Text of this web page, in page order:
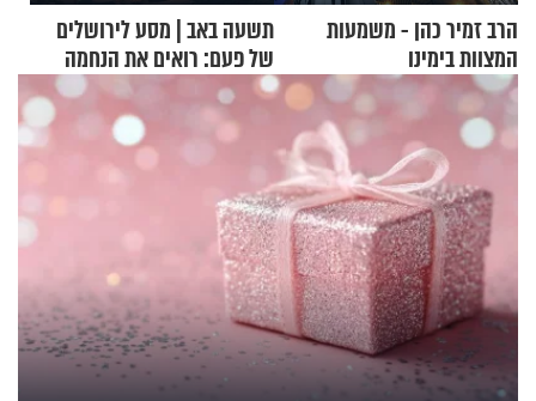
הרב זמיר כהן - משמעות
המצוות בימינו
תשעה באב | מסע לירושלים
של פעם: רואים את הנחמה